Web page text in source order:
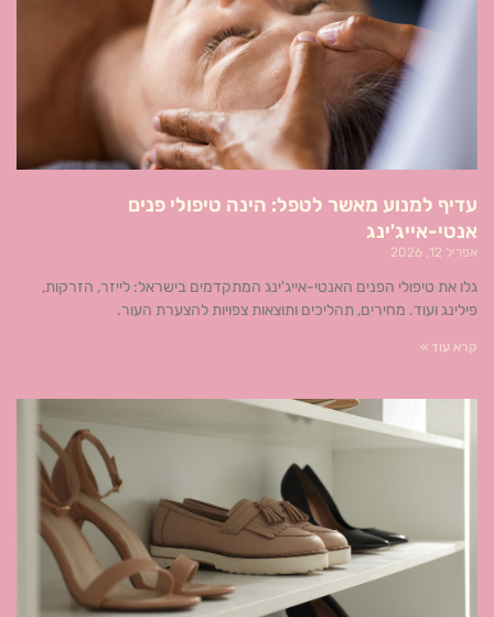
עדיף למנוע מאשר לטפל: הינה טיפולי פנים
אנטי-אייג'ינג
אפריל 12, 2026
גלו את טיפולי הפנים האנטי-אייג'ינג המתקדמים בישראל: לייזר, הזרקות,
פילינג ועוד. מחירים, תהליכים ותוצאות צפויות להצערת העור.
קרא עוד »